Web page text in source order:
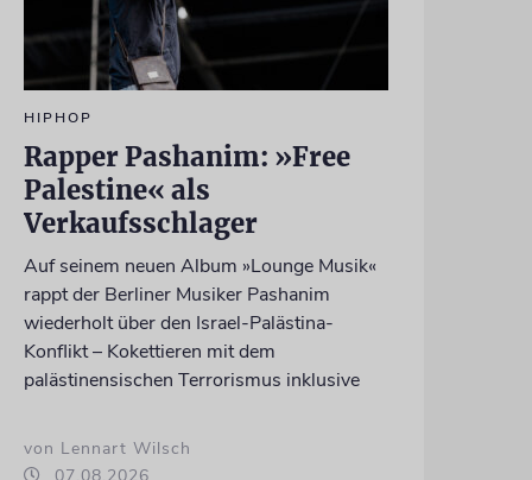
HIPHOP
Rapper Pashanim: »Free
Palestine« als
Verkaufsschlager
Auf seinem neuen Album »Lounge Musik«
rappt der Berliner Musiker Pashanim
wiederholt über den Israel-Palästina-
Konflikt – Kokettieren mit dem
palästinensischen Terrorismus inklusive
von Lennart Wilsch